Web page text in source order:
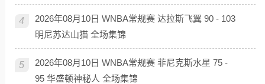
4
2026年08月10日 WNBA常规赛 达拉斯飞翼 90 - 103
明尼苏达山猫 全场集锦
5
2026年08月10日 WNBA常规赛 菲尼克斯水星 75 -
95 华盛顿神秘人 全场集锦